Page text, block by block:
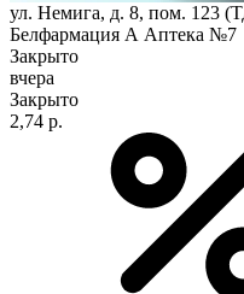
ул. Немига, д. 8, пом. 123
Белфармация А Аптека №7
Закрыто
вчера
Закрыто
2,74 р.